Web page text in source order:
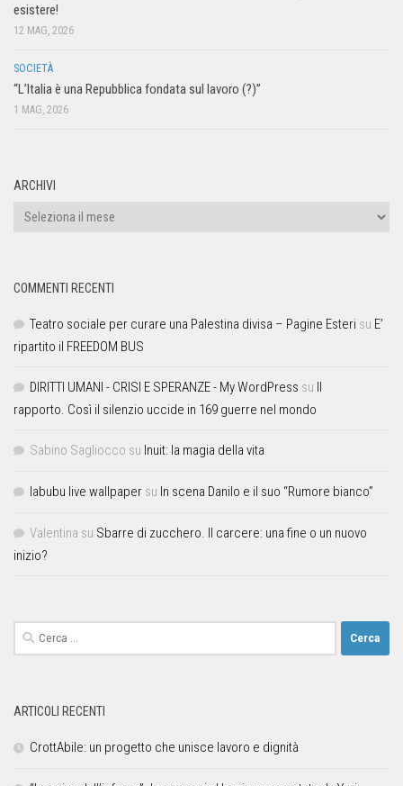
esistere!
12 MAG, 2026
SOCIETÀ
“L’Italia è una Repubblica fondata sul lavoro (?)”
1 MAG, 2026
ARCHIVI
COMMENTI RECENTI
Teatro sociale per curare una Palestina divisa – Pagine Esteri su E’
ripartito il FREEDOM BUS
DIRITTI UMANI - CRISI E SPERANZE - My WordPress su Il
rapporto. Così il silenzio uccide in 169 guerre nel mondo
Sabino Sagliocco su Inuit: la magia della vita
labubu live wallpaper su In scena Danilo e il suo “Rumore bianco”
Valentina su Sbarre di zucchero. Il carcere: una fine o un nuovo
inizio?
ARTICOLI RECENTI
CrottAbile: un progetto che unisce lavoro e dignità